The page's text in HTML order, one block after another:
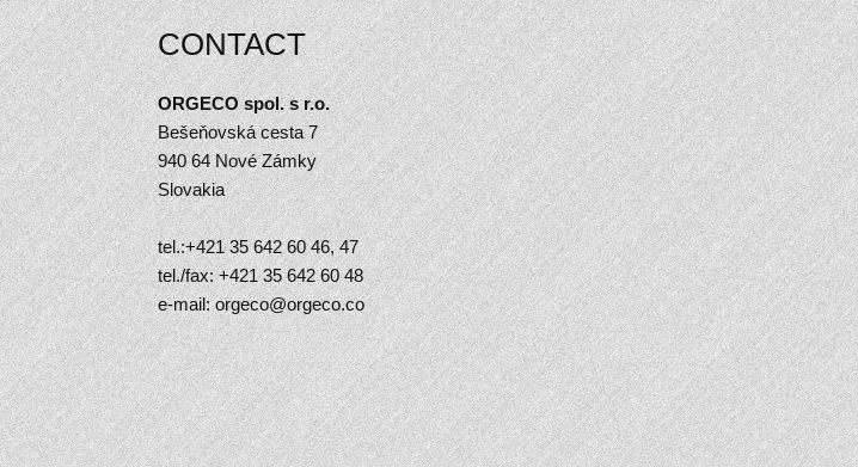
CONTACT
ORGECO spol. s r.o.
Bešeňovská cesta 7
940 64 Nové Zámky
Slovakia
tel.:+421 35 642 60 46, 47
tel./fax: +421 35 642 60 48
e-mail:orgeco@orgeco.co